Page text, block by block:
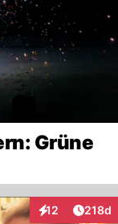
Grüne
12
Interaktionen
218d